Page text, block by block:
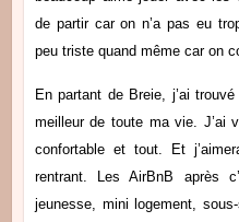
de partir car on n’a pas eu
peu triste quand même car on
En partant de Breie, j’ai
meilleur de toute ma vie. J’ai
confortable et tout. Et
rentrant. Les AirBnB après
jeunesse, mini logement,